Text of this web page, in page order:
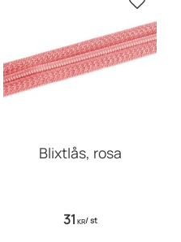
till i favoriter
Blixtlås, rosa
31 KR/st
Lägg